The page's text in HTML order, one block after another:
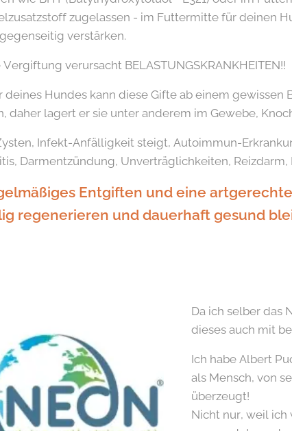
zugelassen - im Futtermitte für deinen
verstärken.
Vergiftung verursacht BELASTUNGSKRANKHEITEN!!
deines Hundes kann diese Gifte ab einem
daher lagert er sie unter anderem im Gewebe,
Infekt-Anfälligkeit steigt, Autoimmun-
Darmentzündung, Unverträglichkeiten, Reizdarm,
Entgiften und eine
regenerieren und dauerhaft gesund
Da ich selber das
dieses auch mit
Ich habe Albert
als Mensch, von
überzeugt!
Nicht nur, weil ich